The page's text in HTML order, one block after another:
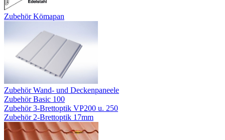
Zubehör Kömapan
Zubehör Wand- und Deckenpaneele
Zubehör Basic 100
Zubehör 3-Brettoptik VP200 u. 250
Zubehör 2-Brettoptik 17mm